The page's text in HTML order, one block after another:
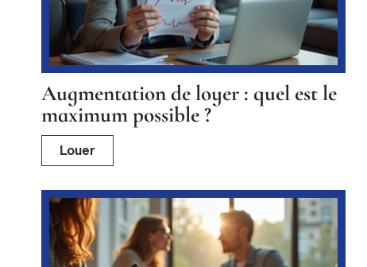
Augmentation de loyer : quel est le
maximum possible ?
Louer